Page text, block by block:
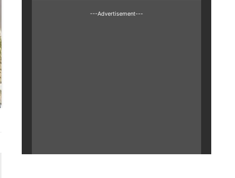
---Advertisement---